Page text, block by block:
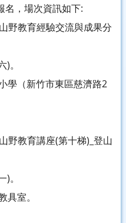
名，場次資訊如下:
野教育經驗交流與成果分
。
學（新竹市東區慈濟路2
野教育講座(第十梯)_登山
。
具室。